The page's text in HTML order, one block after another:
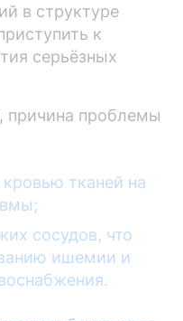
в структуре
к
серьёзных
причина проблемы
тканей на
сосудов, что
ишемии и